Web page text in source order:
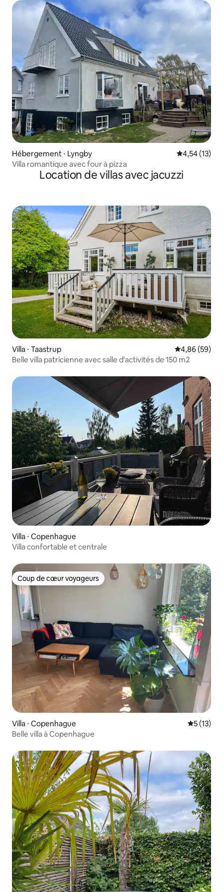
Hébergement ⋅ Lyngby Évaluation
4,54 (13)
Villa romantique avec four à pizza
Location de villas avec jacuzzi
Villa ⋅ Taastrup Évaluation
4,86 (59)
Belle villa patricienne avec salle d'activités de 150 m2
Villa ⋅ Copenhague
Villa confortable et centrale
Coup de cœur voyageurs
Coup de cœur voyageurs
Villa ⋅ Copenhague
5 (13)
Belle villa à Copenhague